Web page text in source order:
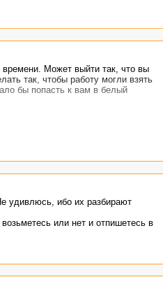
времени. Может выйти так, что вы
так, чтобы работу могли взять
бы попасть к вам в белый
удивлюсь, ибо их разбирают
или нет и отпишетесь в